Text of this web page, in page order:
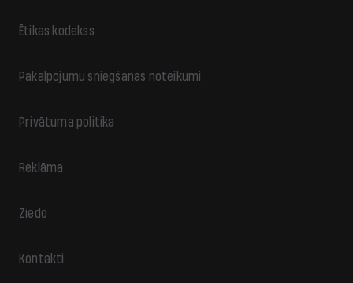
Ētikas kodekss
Pakalpojumu sniegšanas noteikumi
Privātuma politika
Reklāma
Ziedo
Kontakti